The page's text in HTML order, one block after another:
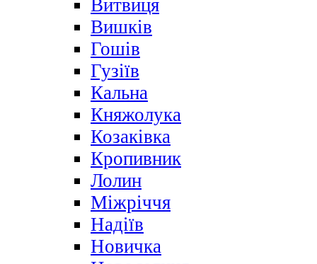
Витвиця
Вишків
Гошів
Гузіїв
Кальна
Княжолука
Козаківка
Кропивник
Лолин
Міжріччя
Надіїв
Новичка